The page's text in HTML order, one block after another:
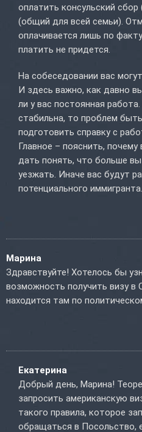
оплатить консульский
(общий для всей семьи).
оплачивается лишь по
платить не придется.
На собеседовании вас
И здесь важно, как давно
ли у вас постоянная
стабильна, то проблем
подготовить справку с
Главное – пояснить,
дать понять, что больше
уезжать. Иначе вас будут
потенциального иммигранта.
Марина
Здравствуйте! Хотелось бы
возможность получить визу
находится там по
Екатерина
Добрый день, Марина!
запросить американскую
такого правила, которое
обращаться в Посольство,